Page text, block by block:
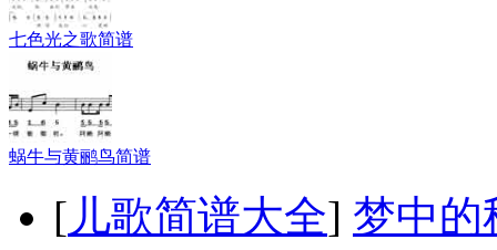
七色光之歌简谱
蜗牛与黄鹂鸟简谱
[ 儿歌简谱大全] 梦中的